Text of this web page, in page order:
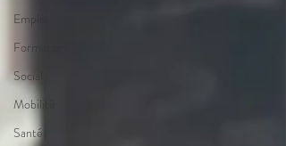
Emploi
Formation
Social
Mobilité
Santé